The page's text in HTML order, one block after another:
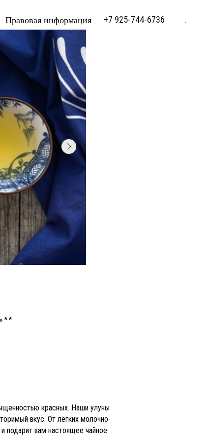
Правовая информация +7 925-744-6736
красных. Наши улуны
вкус. От лёгких молочно-
подарит вам настоящее чайное